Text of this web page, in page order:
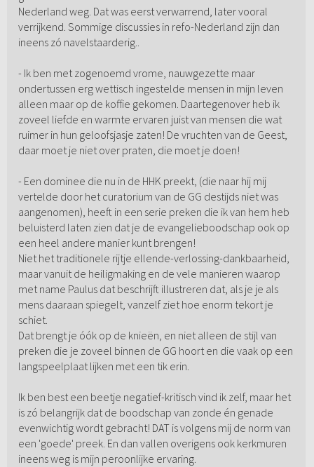
Nederland weg. Dat was eerst verwarrend, later vooral
verrijkend. Sommige discussies in refo-Nederland zijn dan
ineens zó navelstaarderig..
- Ik ben met zogenoemd vrome, nauwgezette maar
ondertussen erg wettisch ingestelde mensen in mijn leven
alleen maar op de koffie gekomen. Daartegenover heb ik
zoveel liefde en warmte ervaren juist van mensen die wat
ruimer in hun geloofsjasje zaten! De vruchten van de Geest,
daar moet je niet over praten, die moet je doen!
- Een dominee die nu in de HHK preekt, (die naar hij mij
vertelde door het curatorium van de GG destijds niet was
aangenomen), heeft in een serie preken die ik van hem heb
beluisterd laten zien dat je de evangelieboodschap ook op
een heel andere manier kunt brengen!
Niet het traditionele rijtje ellende-verlossing-dankbaarheid,
maar vanuit de heiligmaking en de vele manieren waarop
met name Paulus dat beschrijft illustreren dat, als je je als
mens daaraan spiegelt, vanzelf ziet hoe enorm tekort je
schiet.
Dat brengt je óók op de knieën, en niet alleen de stijl van
preken die je zoveel binnen de GG hoort en die vaak op een
langspeelplaat lijken met een tik erin.
Ik ben best een beetje negatief-kritisch vind ik zelf, maar het
is zó belangrijk dat de boodschap van zonde én genade
evenwichtig wordt gebracht! DAT is volgens mij de norm van
een 'goede' preek. En dan vallen overigens ook kerkmuren
ineens weg is mijn peroonlijke ervaring.